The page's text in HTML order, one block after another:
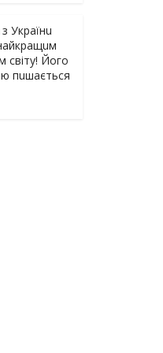
Українu
світу! Його
пuшається